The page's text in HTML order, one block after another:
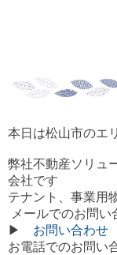
本日は松山市のエ
弊社不動産ソリュ
会社です
テナント、事業用
メールでのお問い
▶ お問い合わせ
お電話でのお問い